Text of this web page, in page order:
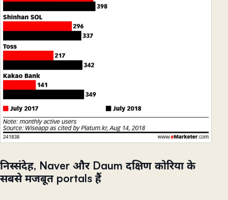
निस्संदेह, Naver और Daum दक्षिण कोरिया के
सबसे मजबूत portals हैं